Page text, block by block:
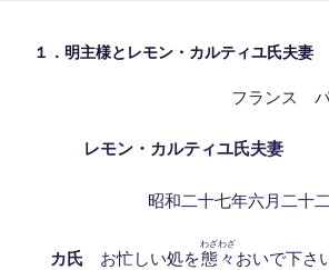
１．明主様とレモン・カルティユ氏夫妻
フランス
レモン・カルティユ氏夫妻
昭和二十七年六月二
カ氏 お忙しい処を態々
わざわざ
おいで下さ